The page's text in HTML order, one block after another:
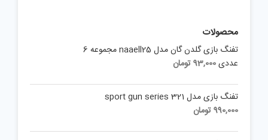
محصولات
تفنگ بازی گلدن گان مدل naaell25 مجموعه 6
عددی93,000تومان
تفنگ بازی مدل sport gun series 321
990,000تومان